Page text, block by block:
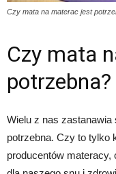
Czy mata na materac jest
Czy mata
potrzebna?
Wielu z nas
potrzebna. Czy to tylko
producentów